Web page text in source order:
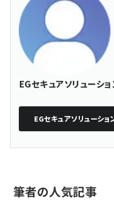
EGセキュアソリューシ
EGセキュアソリューショ
筆者の人気記事